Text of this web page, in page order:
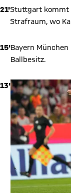
21'Stuttgart kommt
Strafraum, wo
15'Bayern
Ballbesitz.
13'